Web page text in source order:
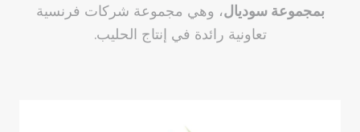
بمجموعةسوديال، وهي مجموعة شركات فرنسية
تعاونية رائدة في إنتاج الحليب.